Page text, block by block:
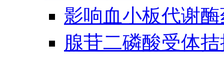
影响血小板代谢
腺苷二磷酸受体